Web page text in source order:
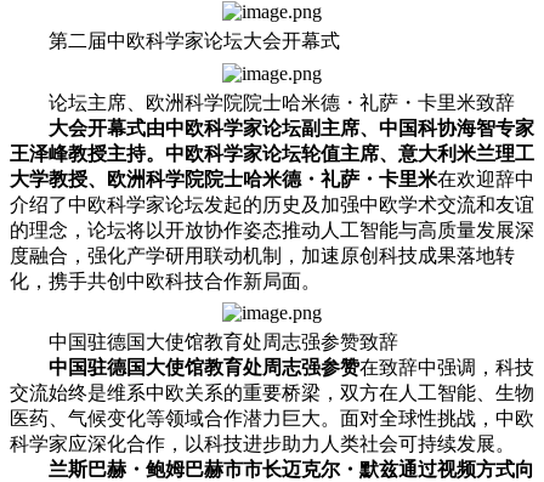
第二届中欧科学家论坛大会开幕式
论坛主席、欧洲科学院院士哈米德・礼萨・卡里米致辞
大会开幕式由中欧科学家论坛副主席、中国科协海智专家
王泽峰教授主持。中欧科学家论坛轮值主席、意大利米兰理工
大学教授、欧洲科学院院士哈米德・礼萨・卡里米在欢迎辞中
介绍了中欧科学家论坛发起的历史及加强中欧学术交流和友谊
的理念，论坛将以开放协作姿态推动人工智能与高质量发展深
度融合，强化产学研用联动机制，加速原创科技成果落地转
化，携手共创中欧科技合作新局面。
中国驻德国大使馆教育处周志强参赞致辞
中国驻德国大使馆教育处周志强参赞在致辞中强调，科技
交流始终是维系中欧关系的重要桥梁，双方在人工智能、生物
医药、气候变化等领域合作潜力巨大。面对全球性挑战，中欧
科学家应深化合作，以科技进步助力人类社会可持续发展。
兰斯巴赫・鲍姆巴赫市市长迈克尔・默兹通过视频方式向